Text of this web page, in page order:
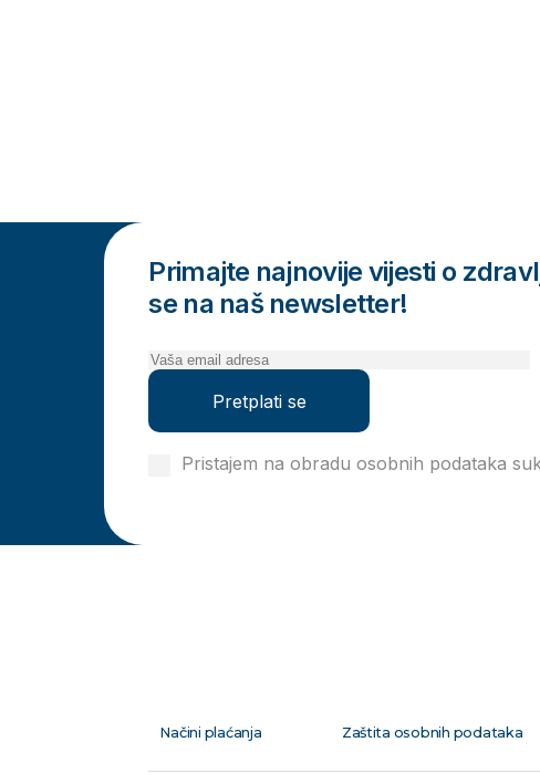
Primajte najnovije vijesti o
se na naš newsletter!
Pretplati se
Pristajem na obradu osobnih podataka
Načini plaćanja Zaštita osobnih podataka